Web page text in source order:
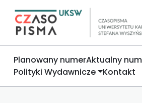
Planowany numerAktualny
Polityki Wydawnicze Kontakt